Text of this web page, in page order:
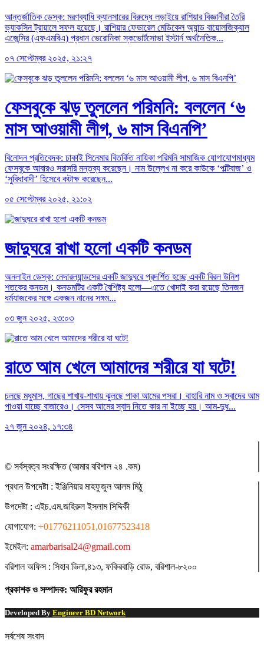
আন্তর্জাতিক ডেস্ক: মরণব্যাধি ক্যানসারের বিরুদ্ধে লড়াইয়ে রাশিয়ার বিজ্ঞানীরা তৈরি
ভ্যাকসিন ট্রায়ালে সফল হয়েছে। রাশিয়ার ফেডারেল মেডিকেল অ্যান্ড বায়োলজিক্যাল
এজেন্সির (এফএমবিএ) প্রধান ভেরোনিকা স্কভোর্টসোভা ইস্টার্ন অর্থনৈতিক...
০৭ সেপ্টেম্বর ২০২৫, ২১:২৭
ফেসবুকে ঝড় তুললেন পরিমনি: বললেন ‘৬
মাস আওয়ামী লীগ, ৬ মাস বিএনপি’
বিনোদন প্রতিবেদক: ঢাকাই সিনেমার বিতর্কিত নায়িকা পরিমনি সামাজিক যোগাযোগমাধ্যম
ফেসবুকে আবারও সরাসরি মন্তব্য করেছেন। নাম উল্লেখ না করে কাউকে ‘পল্টিবাজ’ ও
‘সুবিধাবাদী’ হিসেবে কটাক্ষ করেছেন...
০৫ সেপ্টেম্বর ২০২৫, ২১:০২
জাদুঘরে রাখা হলো একটি কনডম
অনলাইন ডেস্ক: নেদারল্যান্ডসের একটি জাদুঘরে প্রদর্শিত হচ্ছে একটি বিরল উনিশ
শতকের কনডম। কনডমটির একটি বৈশিষ্ট্য হলো—এতে খোদাই করা রয়েছে তিনজন
ধর্মযাজকের সঙ্গে একজন নানের সঙ্গম...
০৩ জুন ২০২৫, ২৩:০৩
রাতে আম খেলে আমাদের শরীরে যা ঘটে!
চলছে মধুমাস, গাছের শাখায়-শাখায় ঝুলছে পাকা আমের পসরা। বাহারি নাম ও স্বাদের আম
পাওয়া যাচ্ছে বাজারেও। সেসব আমের স্বাদ নিতে কার না ইচ্ছে হয়। আম-দুধ...
২৭ জুন ২০২৪, ১৭:৩৪
© সর্বস্বত্ব সংরক্ষিত (আমার বরিশাল ২৪ .কম)
প্রধান ‍উপদেষ্টা : ‍ইঞ্জিনিয়ার মাহফুজুল আলম মিঠু
উপদেষ্টা : এইচ.এম.জহিরুল ইসলাম সিদ্দিকী
যোগাযোগ: +01776211051,01677523418
ইমেইল: amarbarisal24@gmail.com
বরিশাল অফিস : সিহাব ভিলা,৪১৩, ফকিরবাড়ি রোড, বরিশাল-৮২০০
প্রকাশক ও সম্পাদক: আরিফুর রহমান
Developed By Engineer BD Network
সর্বশেষ সংবাদ